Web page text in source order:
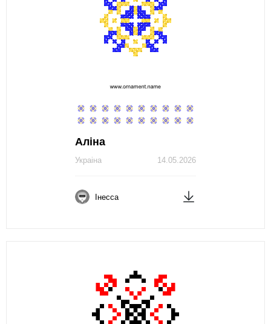
Аліна
14.05.2026
Украіна
Інесса